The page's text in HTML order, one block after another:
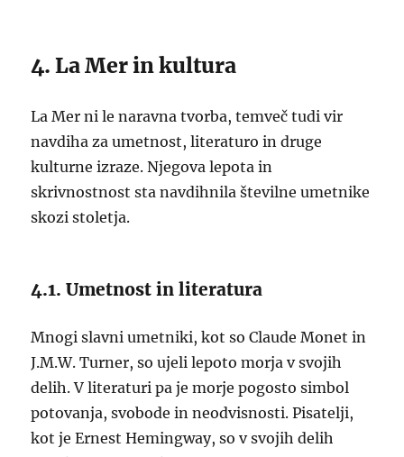
4. La Mer in kultura
La Mer ni le naravna tvorba, temveč tudi vir
navdiha za umetnost, literaturo in druge
kulturne izraze. Njegova lepota in
skrivnostnost sta navdihnila številne umetnike
skozi stoletja.
4.1. Umetnost in literatura
Mnogi slavni umetniki, kot so Claude Monet in
J.M.W. Turner, so ujeli lepoto morja v svojih
delih. V literaturi pa je morje pogosto simbol
potovanja, svobode in neodvisnosti. Pisatelji,
kot je Ernest Hemingway, so v svojih delih